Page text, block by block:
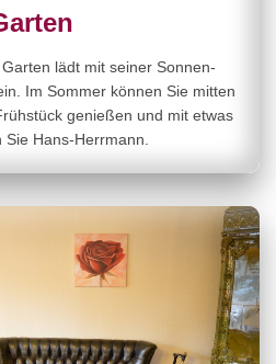
lädt mit seiner Sonnen-
Im Sommer können Sie mitten
genießen und mit etwas
Hans-Herrmann.